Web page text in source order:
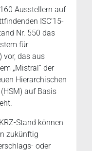
Ausstellern auf
ISC’15-
Nr. 550 das
für
vor, das aus
„Mistral“ der
Hierarchischen
auf Basis
Stand können
zukünftig
oder